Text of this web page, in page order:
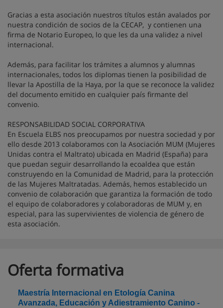
Gracias a esta asociación nuestros títulos están avalados por
nuestra condición de socios de la CECAP, y contienen una
firma de Notario Europeo, lo que les da una validez a nivel
internacional.
Además, para facilitar los trámites a alumnos y alumnas
internacionales, todos los diplomas tienen la posibilidad de
llevar la Apostilla de la Haya, por la que se reconoce la validez
del documento emitido en cualquier país firmante del
convenio.
RESPONSABILIDAD SOCIAL CORPORATIVA
En Escuela ELBS nos preocupamos por nuestra sociedad y por
ello desde 2013 colaboramos con la Asociación MUM (Mujeres
Unidas contra el Maltrato) ubicada en Madrid (España) para
que puedan seguir desarrollando la ecoaldea que están
construyendo en la Comunidad de Madrid, para la protección
de las Mujeres Maltratadas. Además, hemos establecido un
convenio de colaboración que garantiza la formación de todo
el equipo de colaboradores y colaboradoras de MUM y, en
especial, para las supervivientes de violencia de género de
esta asociación.
Oferta formativa
Maestría Internacional en Etología Canina
Avanzada, Educación y Adiestramiento Canino -